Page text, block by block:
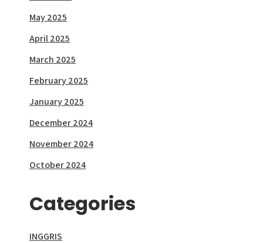
May 2025
April 2025
March 2025
February 2025
January 2025
December 2024
November 2024
October 2024
Categories
INGGRIS